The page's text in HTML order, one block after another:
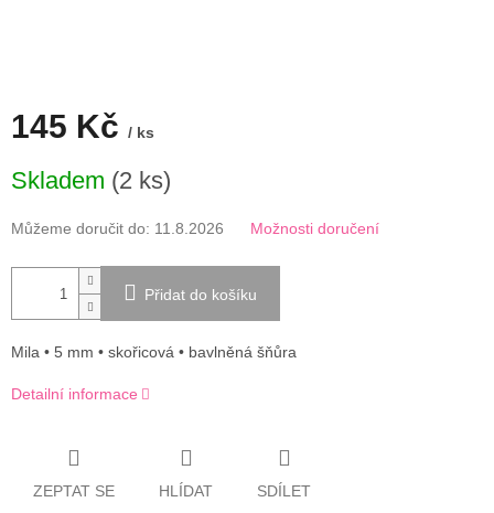
145 Kč / ks
cena:
Skladem (2 ks)
Můžeme doručit do: 11.8.2026 Možnosti doručení
Přidat do košíku
Mila • 5 mm • skořicová • bavlněná šňůra
Detailní informace
ZEPTAT SE HLÍDAT SDÍLET